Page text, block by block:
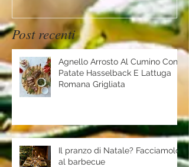
Post recenti
Agnello Arrosto Al Cumino Con
Patate Hasselback E Lattuga
Romana Grigliata
Il pranzo di Natale? Facciamolo
al barbecue